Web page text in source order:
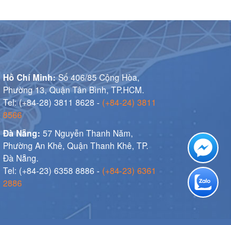
Hồ Chí Minh:Số 406/85 Cộng Hòa,
Phường 13, Quận Tân Bình, TP.HCM.
Tel: (+84-28) 3811 8628 - (+84-24) 3811
8566
Đà Nẵng: 57 Nguyễn Thanh Năm,
Phường An Khê, Quận Thanh Khê, TP.
Đà Nẵng.
Tel: (+84-23) 6358 8886 - (+84-23) 6361
2886